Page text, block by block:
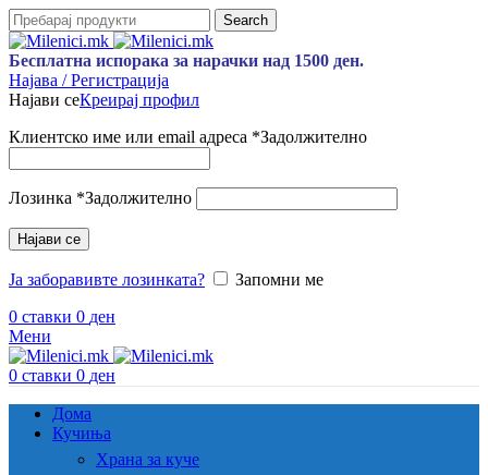
Search
Бесплатна испорака за нарачки над 1500 ден.
Најава / Регистрација
Најави сеКреирај профил
Клиентско име или email адреса *Задолжително
Лозинка *Задолжително
Најави се
Ја заборавивте лозинката?
Запомни ме
0 ставки 0 ден
Мени
0 ставки 0 ден
Дома
Кучиња
Храна за куче